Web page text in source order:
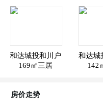
和达城投和川户
型图
169㎡三居
和达城
142
房价走势